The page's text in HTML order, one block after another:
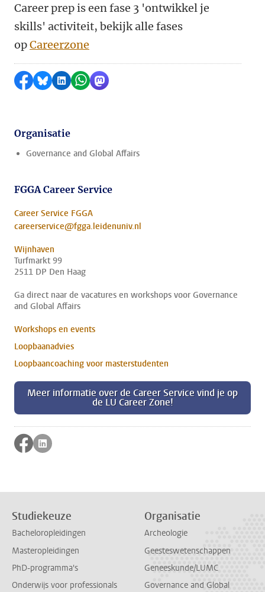
Career prep is een fase 3 'ontwikkel je
skills' activiteit, bekijk alle fases
opCareerzone
Delen op Facebook
Delen via Bluesky
Delen op LinkedIn
Delen via WhatsApp
Delen via Mastodon
Organisatie
Governance and Global Affairs
FGGA Career Service
Career Service FGGA
careerservice@fgga.leidenuniv.nl
Wijnhaven
Turfmarkt 99
2511 DP Den Haag
Ga direct naar de vacatures en workshops voor Governance
and Global Affairs
Workshops en events
Loopbaanadvies
Loopbaancoaching voor masterstudenten
Meer informatie over de Career Service vind je op
de LU Career Zone!
Volg ons op facebook
Volg ons op linkedin
Studiekeuze
Bacheloropleidingen
Masteropleidingen
PhD-programma's
Onderwijs voor professionals
Organisatie
Archeologie
Geesteswetenschappen
Geneeskunde/LUMC
Governance and Global